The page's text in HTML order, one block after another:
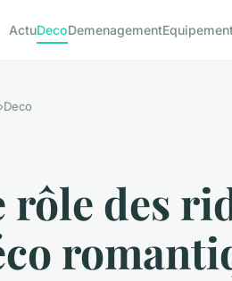
ActuDecoDemenagement
›Deco
rôle des